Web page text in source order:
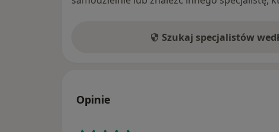
Szukaj specjalistów
Opinie